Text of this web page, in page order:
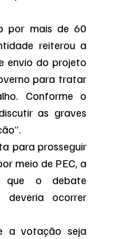
por mais de 60
reiterou a
envio do projeto
para tratar
Conforme o
as graves
para prosseguir
meio de PEC, a
que o debate
deveria ocorrer
a votação seja